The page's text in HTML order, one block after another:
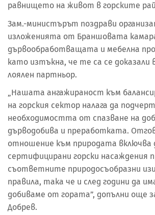
равнището на живот в горските
Зам.-министърът поздрави
изложенията от Браншовата
дървообработващата и мебелна
като изтъкна, че те са се доказали
лоялен партньор.
„Нашата ангажираност към
на горския сектор налага да
необходимостта от спазване на
дърводобива и преработката.
отношение към природата включва
сертифицирани горски насаждения
съответните природосъобразни
правила, така че и след години да
добиваме от гората”, допълни още
Добрев.